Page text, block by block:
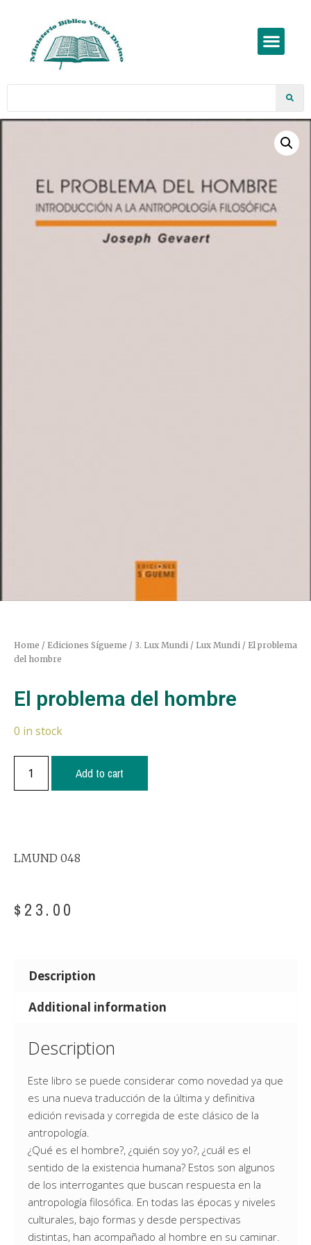
Home / Ediciones Sígueme / 3. Lux Mundi / Lux Mundi / El problema
del hombre
El problema del hombre
0 in stock
Add to cart
LMUND 048
$ 23.00
Description
Additional information
Description
Este libro se puede considerar como novedad ya que
es una nueva traducción de la última y definitiva
edición revisada y corregida de este clásico de la
antropología.
¿Qué es el hombre?, ¿quién soy yo?, ¿cuál es el
sentido de la existencia humana? Estos son algunos
de los interrogantes que buscan respuesta en la
antropología filosófica. En todas las épocas y niveles
culturales, bajo formas y desde perspectivas
distintas, han acompañado al hombre en su caminar.